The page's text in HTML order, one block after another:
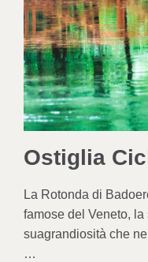
Ostiglia
La Rotonda di
famose del Veneto, la
suagrandiosità che
…